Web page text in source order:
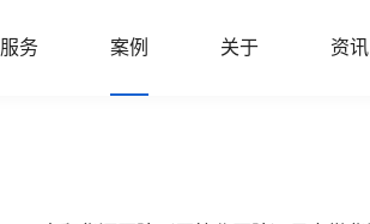
服务 案例 关于 资讯